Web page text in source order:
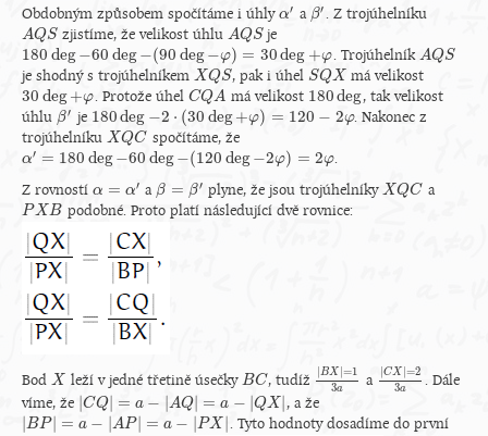
Obdobným způsobem spočítáme i úhly α′
α′ a β′
β′ . Z trojúhelníku
AQS
AQS zjistíme, že velikost úhlu AQS
AQS je
180 deg−60 deg−(90 deg−φ) = 30deg +φ
180deg−60deg−(90deg−φ)=30deg+ φ . Trojúhelník AQS
AQS
je shodný s trojúhelníkem XQS
XQS , pak i úhelSQX
SQX má velikost
30 deg+φ
30deg+φ . Protože úhel CQA
CQA má velikost 180deg
180deg , tak velikost
úhlu β′
β′ je 180deg −2 ⋅ (30 deg+φ) = 120 − 2φ
180deg−2⋅(30 deg+ φ)=120−2 φ
. Nakonec z
trojúhelníku XQC
XQC spočítáme, že
α′ = 180 deg−60 deg−(120 deg−2φ) = 2φ
α′= 180deg −60deg−( 120deg−2φ) =2φ
.
Z rovností α = α′
α= α′ a β = β′
β= β′ plyne, že jsou trojúhelníkyXQC
XQC a
PXB
PXB podobné. Proto platí následující dvě rovnice:
Bod X
X leží v jedné třetině úsečky BC
BC , tudíž
|BX =1
3a
|BX|=13 aa
|CX =2
3a
|CX|=23a. Dále
víme, že |CQ| = a − | AQ| = a − |QX |
CQ|= −| AQ|= −|QX , a že
| BP| = a − | A P| = a − | PX |
BP|= −|A P| =a |PX| . Tyto hodnoty dosadíme do první